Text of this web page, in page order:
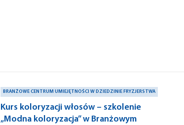
BRANŻOWE CENTRUM UMIEJĘTNOŚCI W DZIEDZINIE FRYZJERSTWA
Kurs koloryzacji włosów – szkolenie
„Modna koloryzacja” w Branżowym